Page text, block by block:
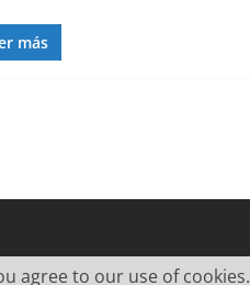
más
agree to our use of cookies.